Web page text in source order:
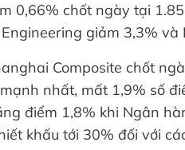
0,66% chốt ngày tại
giảm 3,3% và
Composite chốt
nhất, mất 1,9% số
điểm 1,8% khi Ngân
khấu tới 30% đối với